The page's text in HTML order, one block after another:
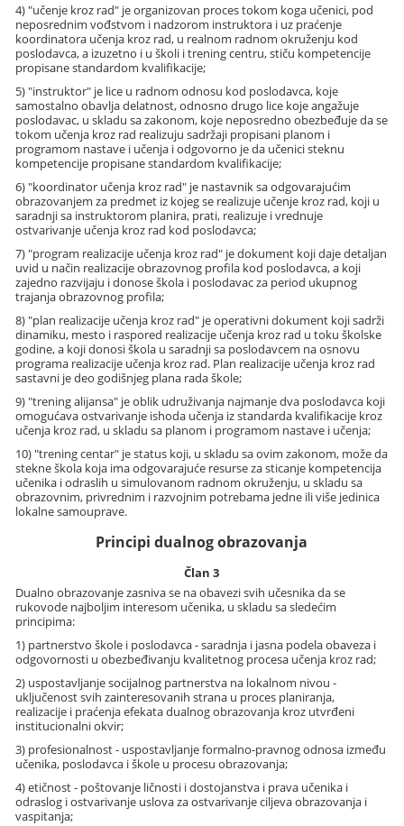
4) "učenje kroz rad" je organizovan proces tokom koga učenici, pod
neposrednim vođstvom i nadzorom instruktora i uz praćenje
koordinatora učenja kroz rad, u realnom radnom okruženju kod
poslodavca, a izuzetno i u školi i trening centru, stiču kompetencije
propisane standardom kvalifikacije;
5) "instruktor" je lice u radnom odnosu kod poslodavca, koje
samostalno obavlja delatnost, odnosno drugo lice koje angažuje
poslodavac, u skladu sa zakonom, koje neposredno obezbeđuje da se
tokom učenja kroz rad realizuju sadržaji propisani planom i
programom nastave i učenja i odgovorno je da učenici steknu
kompetencije propisane standardom kvalifikacije;
6) "koordinator učenja kroz rad" je nastavnik sa odgovarajućim
obrazovanjem za predmet iz kojeg se realizuje učenje kroz rad, koji u
saradnji sa instruktorom planira, prati, realizuje i vrednuje
ostvarivanje učenja kroz rad kod poslodavca;
7) "program realizacije učenja kroz rad" je dokument koji daje detaljan
uvid u način realizacije obrazovnog profila kod poslodavca, a koji
zajedno razvijaju i donose škola i poslodavac za period ukupnog
trajanja obrazovnog profila;
8) "plan realizacije učenja kroz rad" je operativni dokument koji sadrži
dinamiku, mesto i raspored realizacije učenja kroz rad u toku školske
godine, a koji donosi škola u saradnji sa poslodavcem na osnovu
programa realizacije učenja kroz rad. Plan realizacije učenja kroz rad
sastavni je deo godišnjeg plana rada škole;
9) "trening alijansa" je oblik udruživanja najmanje dva poslodavca koji
omogućava ostvarivanje ishoda učenja iz standarda kvalifikacije kroz
učenja kroz rad, u skladu sa planom i programom nastave i učenja;
10) "trening centar" je status koji, u skladu sa ovim zakonom, može da
stekne škola koja ima odgovarajuće resurse za sticanje kompetencija
učenika i odraslih u simulovanom radnom okruženju, u skladu sa
obrazovnim, privrednim i razvojnim potrebama jedne ili više jedinica
lokalne samouprave.
Principi dualnog obrazovanja
Član 3
Dualno obrazovanje zasniva se na obavezi svih učesnika da se
rukovode najboljim interesom učenika, u skladu sa sledećim
principima:
1) partnerstvo škole i poslodavca - saradnja i jasna podela obaveza i
odgovornosti u obezbeđivanju kvalitetnog procesa učenja kroz rad;
2) uspostavljanje socijalnog partnerstva na lokalnom nivou -
uključenost svih zainteresovanih strana u proces planiranja,
realizacije i praćenja efekata dualnog obrazovanja kroz utvrđeni
institucionalni okvir;
3) profesionalnost - uspostavljanje formalno-pravnog odnosa između
učenika, poslodavca i škole u procesu obrazovanja;
4) etičnost - poštovanje ličnosti i dostojanstva i prava učenika i
odraslog i ostvarivanje uslova za ostvarivanje ciljeva obrazovanja i
vaspitanja;